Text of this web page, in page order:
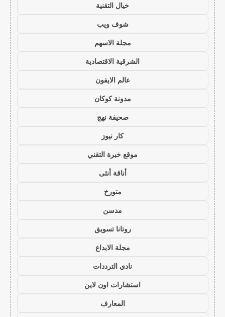
خيال التقنية
شوف ويب
مجلة الاسهم
الشرقية الاقتصادية
عالم الايفون
مدونة كوكان
صحيفة نهج
كار نيوز
موقع خبرة التقني
أناقة أنثى
متورخ
مدسن
روتانا تسويق
مجلة الابداع
نادي الترددات
استشارات اون لاين
المعارف